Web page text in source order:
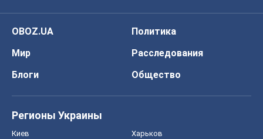
OBOZ.UA
Политика
Мир
Расследования
Блоги
Общество
Регионы Украины
Киев Харьков